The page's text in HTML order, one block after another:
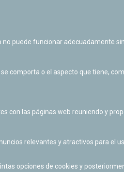
puede funcionar adecuadamente
comporta o el aspecto que tiene,
con las páginas web reuniendo y
relevantes y atractivos para el
opciones de cookies y